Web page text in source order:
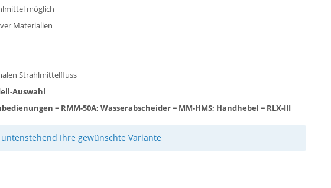
möglich
Materialien
Strahlmittelfluss
Auswahl
= RMM-50A; Wasserabscheider = MM-HMS; Handhebel = RLX-III
Ihre gewünschte Variante